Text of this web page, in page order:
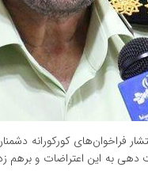
کورکورانه
به این اعتراضات و